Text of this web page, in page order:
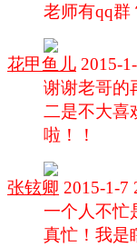
老师有qq群
花甲鱼儿 2015-
谢谢老哥的
二是不大喜
啦！！
张铉卿 2015-1-7
一个人不忙
真忙！我是